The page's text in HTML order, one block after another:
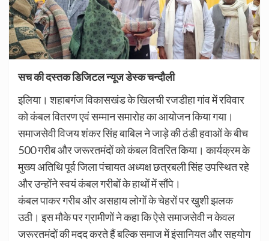
सच की दस्तक डिजिटल न्यूज डेस्क चन्दौली
इलिया। शहाबगंज विकासखंड के खिलची रजडीहा गांव में रविवार
को कंबल वितरण एवं सम्मान समारोह का आयोजन किया गया।
समाजसेवी विजय शंकर सिंह बाबिल ने जाड़े की ठंडी हवाओं के बीच
500 गरीब और जरूरतमंदों को कंबल वितरित किया। कार्यक्रम के
मुख्य अतिथि पूर्व जिला पंचायत अध्यक्ष छत्रबली सिंह उपस्थित रहे
और उन्होंने स्वयं कंबल गरीबों के हाथों में सौंपे।
कंबल पाकर गरीब और असहाय लोगों के चेहरों पर खुशी झलक
उठी। इस मौके पर ग्रामीणों ने कहा कि ऐसे समाजसेवी न केवल
जरूरतमंदों की मदद करते हैं बल्कि समाज में इंसानियत और सहयोग